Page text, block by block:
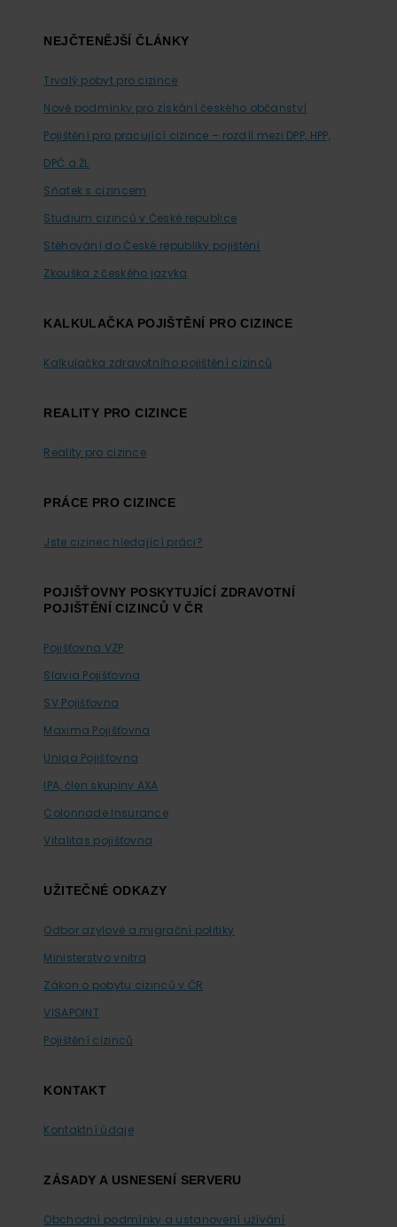
FooterNEJČTENĚJŠÍ ČLÁNKY
Trvalý pobyt pro cizince
Nové podmínky pro získání českého občanství
Pojištění pro pracující cizince – rozdíl mezi DPP, HPP,
DPČ a ŽL
Sňatek s cizincem
Studium cizinců v České republice
Stěhování do České republiky pojištění
Zkouška z českého jazyka
KALKULAČKA POJIŠTĚNÍ PRO CIZINCE
Kalkulačka zdravotního pojištění cizinců
REALITY PRO CIZINCE
Reality pro cizince
PRÁCE PRO CIZINCE
Jste cizinec hledající práci?
POJIŠŤOVNY POSKYTUJÍCÍ ZDRAVOTNÍ
POJIŠTĚNÍ CIZINCŮ V ČR
Pojišťovna VZP
Slavia Pojišťovna
SV Pojišťovna
Maxima Pojišťovna
Uniqa Pojišťovna
IPA, člen skupiny AXA
Colonnade Insurance
Vitalitas pojišťovna
UŽITEČNÉ ODKAZY
Odbor azylové a migrační politiky
Ministerstvo vnitra
Zákon o pobytu cizinců v ČR
VISAPOINT
Pojištění cizinců
KONTAKT
Kontaktní údaje
ZÁSADY A USNESENÍ SERVERU
Obchodní podmínky a ustanovení užívání